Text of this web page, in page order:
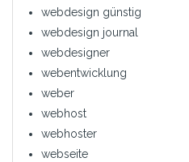
webdesign günstig
webdesign journal
webdesigner
webentwicklung
weber
webhost
webhoster
webseite